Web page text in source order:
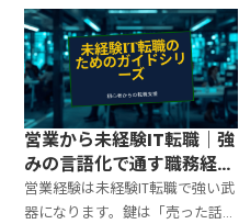
離職」のダメージが増えます。辞
める/残るの判断基準、退職前に
やること、面接で崩れない説明テ
ンプレまで最短で整理。
営業から未経験IT転職｜強
みの言語化で通す職務経歴
書テンプレ
営業経験は未経験IT転職で強い武
器になります。鍵は「売った話」